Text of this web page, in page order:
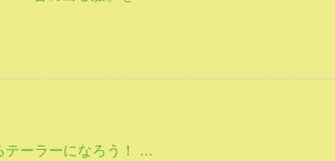
テーラーになろう！ ...